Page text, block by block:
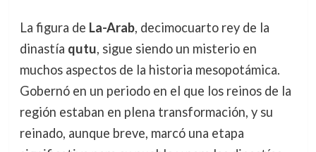
La figura de La-Arab, decimocuarto rey de la
dinastía qutu, sigue siendo un misterio en
muchos aspectos de la historia mesopotámica.
Gobernó en un periodo en el que los reinos de la
región estaban en plena transformación, y su
reinado, aunque breve, marcó una etapa